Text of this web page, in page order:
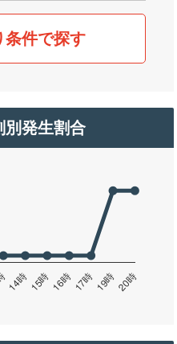
条件で探す
別発生割合